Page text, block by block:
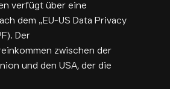
verfügt über eine
dem „EU-US Data Privacy
Der
zwischen der
und den USA, der die